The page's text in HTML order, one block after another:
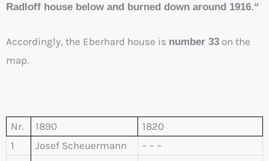
Radloff house below and burned down around 1916.“
Accordingly, the Eberhard house is number 33 on the
map.
Nr. 1890
1820
1
Josef Scheuermann
– – –